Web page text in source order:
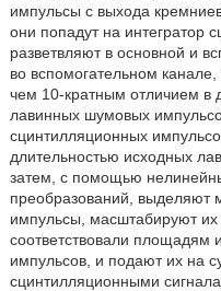
импульсы с выхода
они попадут на интегратор
разветвляют в основной и
во вспомогательном
чем 10-кратным отличием в
лавинных шумовых
сцинтилляционных
длительностью исходных
затем, с помощью
преобразований,
импульсы, масштабируют
соответствовали
импульсов, и подают их на
сцинтилляционными